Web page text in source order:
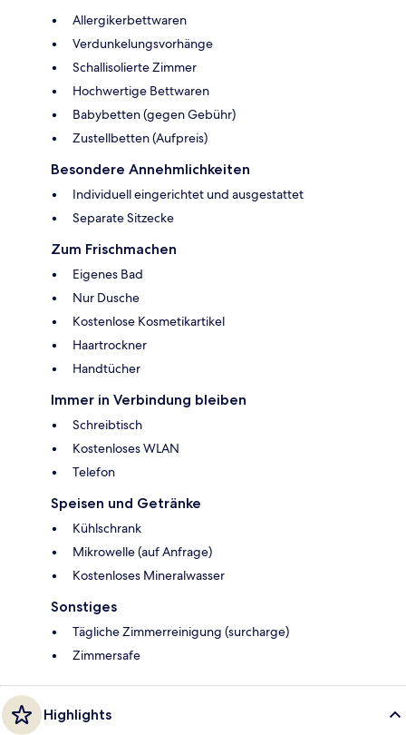
Allergikerbettwaren
Verdunkelungsvorhänge
Schallisolierte Zimmer
Hochwertige Bettwaren
Babybetten (gegen Gebühr)
Zustellbetten (Aufpreis)
Besondere Annehmlichkeiten
Individuell eingerichtet und ausgestattet
Separate Sitzecke
Zum Frischmachen
Eigenes Bad
Nur Dusche
Kostenlose Kosmetikartikel
Haartrockner
Handtücher
Immer in Verbindung bleiben
Schreibtisch
Kostenloses WLAN
Telefon
Speisen und Getränke
Kühlschrank
Mikrowelle (auf Anfrage)
Kostenloses Mineralwasser
Sonstiges
Tägliche Zimmerreinigung (surcharge)
Zimmersafe
Highlights